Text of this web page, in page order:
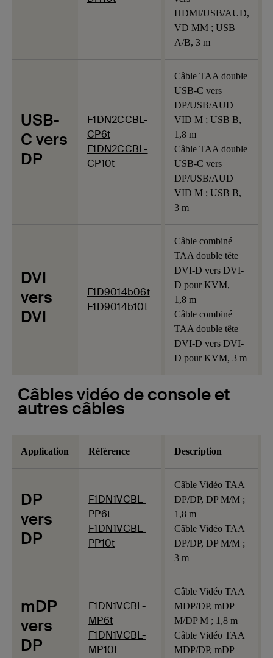
HDMI/USB/AUD,
VD MM ; USB
A/B, 3 m
USB-
C vers
DP
F1DN2CCBL-
CP6t
F1DN2CCBL-
CP10t
Câble TAA double
USB-C vers
DP/USB/AUD
VID M ; USB B,
1,8 m
Câble TAA double
USB-C vers
DP/USB/AUD
VID M ; USB B,
3 m
DVI
vers
DVI
F1D9014b06t
F1D9014b10t
Câble combiné
TAA double tête
DVI-D vers DVI-
D pour KVM,
1,8 m
Câble combiné
TAA double tête
DVI-D vers DVI-
D pour KVM, 3 m
Câbles vidéo de console et
autres câbles
Application Référence Description
DP
vers
DP
F1DN1VCBL-
PP6t
F1DN1VCBL-
PP10t
Câble Vidéo TAA
DP/DP, DP M/M ;
1,8 m
Câble Vidéo TAA
DP/DP, DP M/M ;
3 m
mDP
vers
DP
F1DN1VCBL-
MP6t
F1DN1VCBL-
MP10t
Câble Vidéo TAA
MDP/DP, mDP
M/DP M ; 1,8 m
Câble Vidéo TAA
MDP/DP, mDP